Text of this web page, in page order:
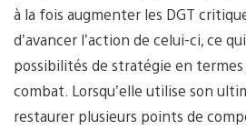
à la fois augmenter les DGT
d’avancer l’action de celui-ci, ce
possibilités de stratégie en
combat. Lorsqu’elle utilise son
restaurer plusieurs points de